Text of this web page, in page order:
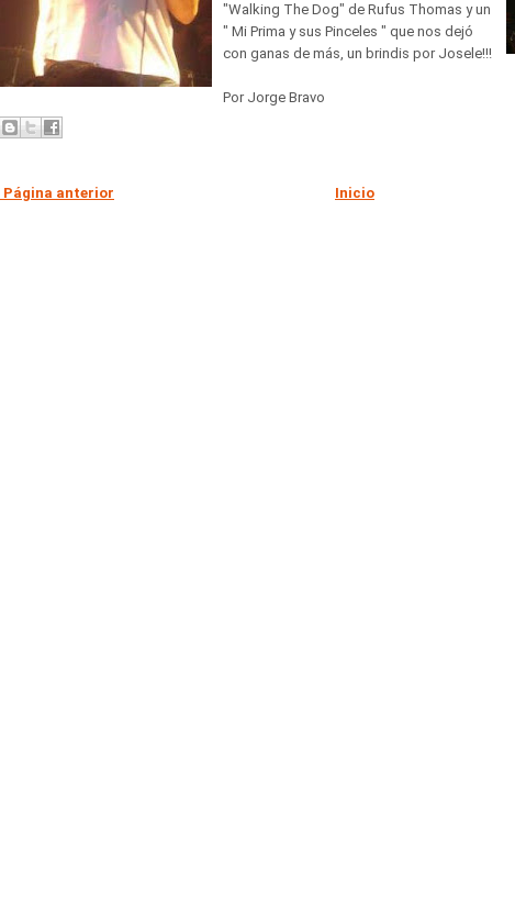
"Walking The Dog" de Rufus Thomas y un
" Mi Prima y sus Pinceles " que nos dejó
con ganas de más, un brindis por Josele!!!
Por Jorge Bravo
anterior Inicio